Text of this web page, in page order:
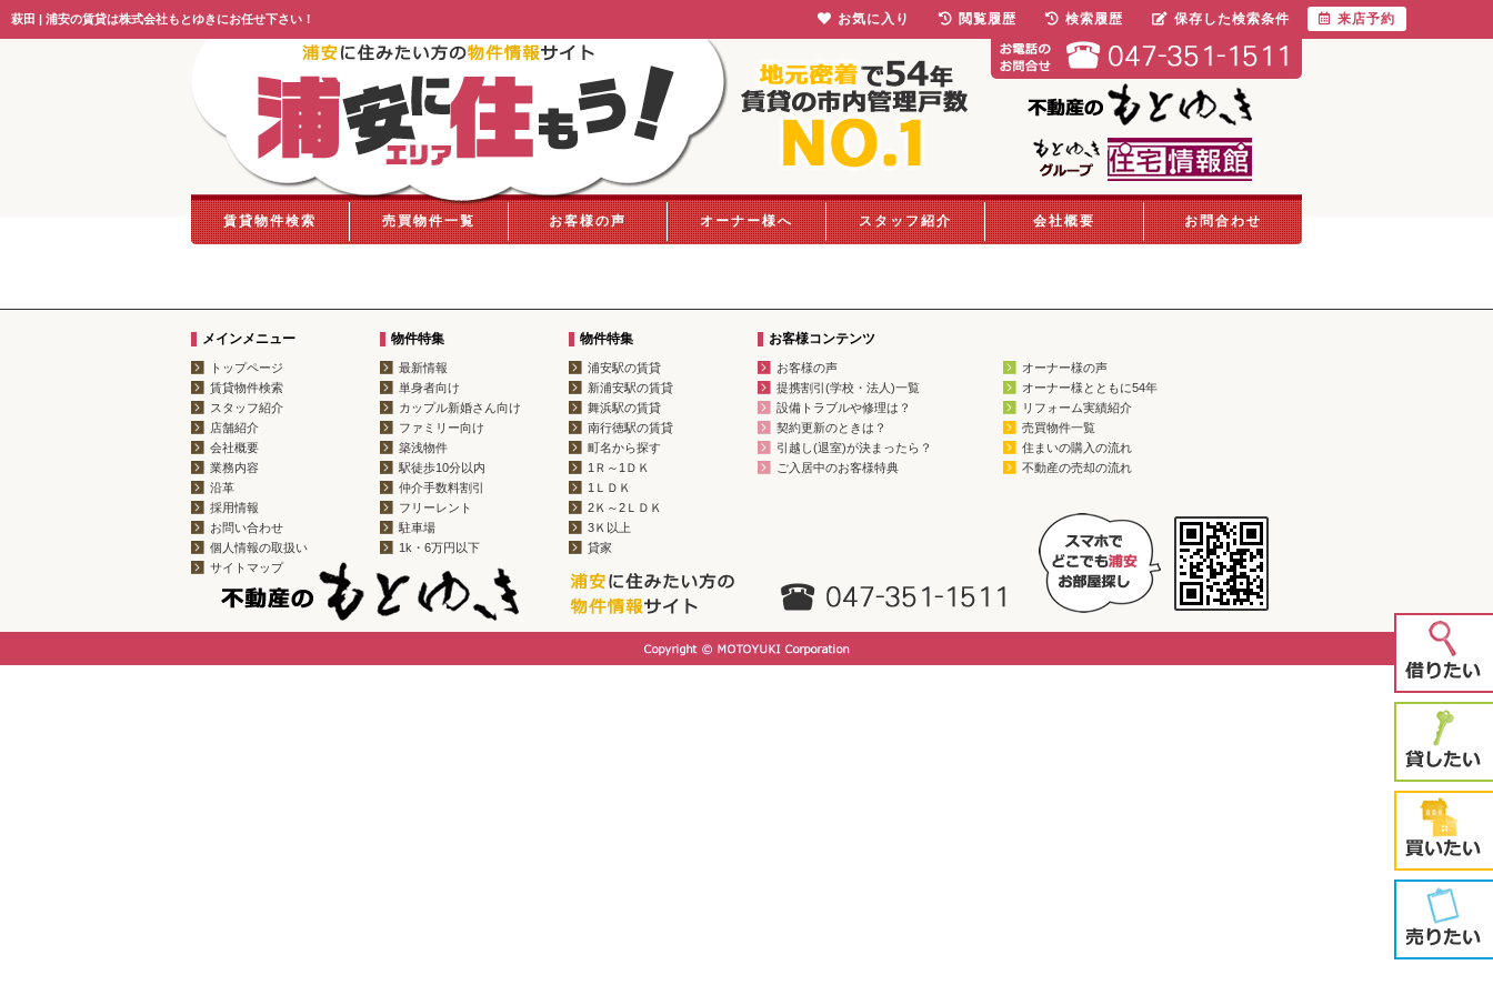
萩田 | 浦安の賃貸は株式会社もとゆきにお任せ下さい！
賃貸物件検索 売買物件一覧 お客様の声 オーナー様へ スタッフ紹介 会社概要 お問合わせ
メインメニュー
トップページ
賃貸物件検索
スタッフ紹介
店舗紹介
会社概要
業務内容
沿革
採用情報
お問い合わせ
個人情報の取扱い
サイトマップ
物件特集
最新情報
単身者向け
カップル新婚さん向け
ファミリー向け
築浅物件
駅徒歩10分以内
仲介手数料割引
フリーレント
駐車場
1k・6万円以下
物件特集
浦安駅の賃貸
新浦安駅の賃貸
舞浜駅の賃貸
南行徳駅の賃貸
町名から探す
1Ｒ～1ＤＫ
1ＬＤＫ
2Ｋ～2ＬＤＫ
3Ｋ以上
貸家
お客様コンテンツ
お客様の声
提携割引(学校・法人)一覧
設備トラブルや修理は？
契約更新のときは？
引越し(退室)が決まったら？
ご入居中のお客様特典
オーナー様の声
オーナー様とともに54年
リフォーム実績紹介
売買物件一覧
住まいの購入の流れ
不動産の売却の流れ
お気に入り 閲覧履歴 検索履歴 保存した検索条件 来店予約